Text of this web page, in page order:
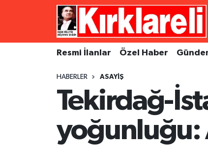
Resmi İlanlar Özel Haber
HABERLER ASAYIŞ
Tekirdağ-
yoğunluğu:
Resmi İlanlar
Kültür Sanat
Merkez Nöbetçi Eczaneler
Merkez Trafik Yoğunluk Haritası
Süper Lig Puan Durumu ve Fikstür
Tüm Manşetler